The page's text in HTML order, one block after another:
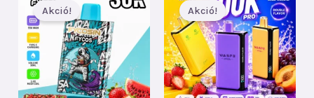
Akció! Akció!